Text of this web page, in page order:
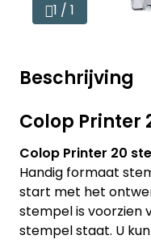
1 / 1
Beschrijving
Colop Printer
Colop Printer 20
Handig formaat
start met het
stempel is voorzien
stempel staat. U